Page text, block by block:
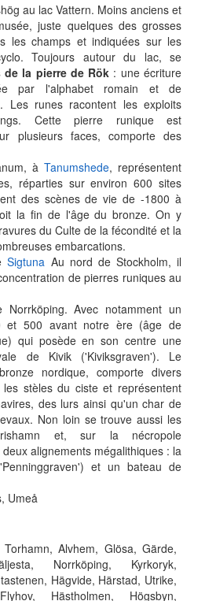
au lac Vattern. Moins anciens et
juste quelques des grosses
les champs et indiquées sur les
Toujours autour du lac, se
de la pierre de Rök : une écriture
par l'alphabet romain et de
Les runes racontent les exploits
Cette pierre runique est
plusieurs faces, comporte des
à Tanumshede, représentent
réparties sur environ 600 sites
des scènes de vie de -1800 à
la fin de l'âge du bronze. On y
du Culte de la fécondité et la
embarcations.
Sigtuna Au nord de Stockholm, il
de pierres runiques au
Norrköping. Avec notamment un
et 500 avant notre ère (âge de
qui posède en son centre une
de Kivik ('Kiviksgraven'). Le
nordique, comporte divers
stèles du ciste et représentent
des lurs ainsi qu'un char de
Non loin se trouve aussi les
et, sur la nécropole
alignements mégalithiques : la
et un bateau de
Umeå
Alvhem, Glösa, Gärde,
Norrköping, Kyrkoryk,
Hägvide, Härstad, Utrike,
Hästholmen, Högsbyn,